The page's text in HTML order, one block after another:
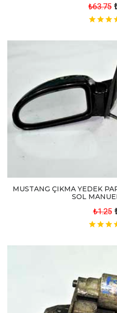
₺63.75
MUSTANG ÇIKMA YEDEK
SOL
₺1.25